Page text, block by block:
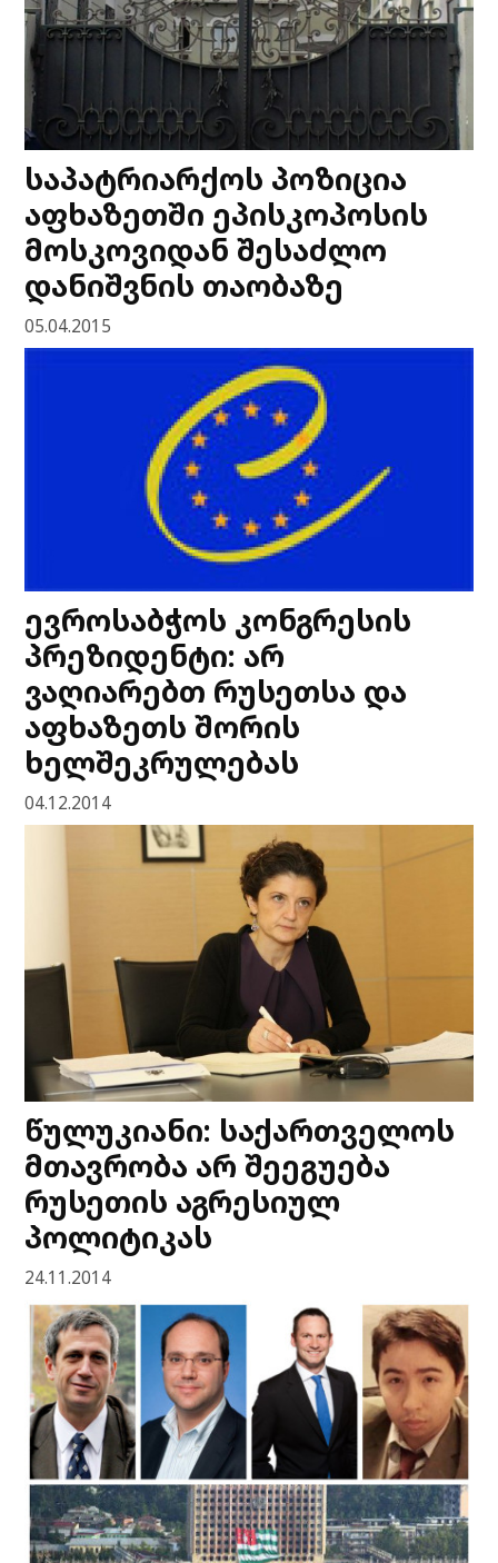
საპატრიარქოს პოზიცია
აფხაზეთში ეპისკოპოსის
მოსკოვიდან შესაძლო
დანიშვნის თაობაზე
05.04.2015
ევროსაბჭოს კონგრესის
პრეზიდენტი: არ
ვაღიარებთ რუსეთსა და
აფხაზეთს შორის
ხელშეკრულებას
04.12.2014
წულუკიანი: საქართველოს
მთავრობა არ შეეგუება
რუსეთის აგრესიულ
პოლიტიკას
24.11.2014